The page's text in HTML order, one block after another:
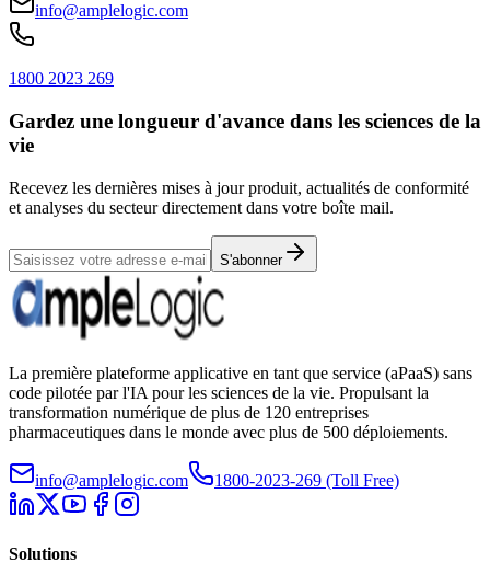
info@amplelogic.com
1800 2023 269
Gardez une longueur d'avance dans les sciences de la
vie
Recevez les dernières mises à jour produit, actualités de conformité
et analyses du secteur directement dans votre boîte mail.
S'abonner
La première plateforme applicative en tant que service (aPaaS) sans
code pilotée par l'IA pour les sciences de la vie. Propulsant la
transformation numérique de plus de 120 entreprises
pharmaceutiques dans le monde avec plus de 500 déploiements.
info@amplelogic.com 1800-2023-269 (Toll Free)
Solutions